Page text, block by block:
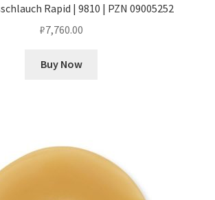
Rapid | 9810 | PZN 09005252
₽7,760.00
Buy Now